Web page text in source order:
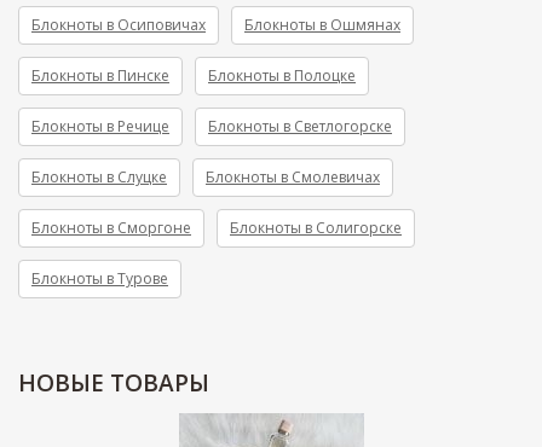
Блокноты в Осиповичах Блокноты в Ошмянах
Блокноты в Пинске Блокноты в Полоцке
Блокноты в Речице Блокноты в Светлогорске
Блокноты в Слуцке Блокноты в Смолевичах
Блокноты в Сморгоне Блокноты в Солигорске
Блокноты в Турове
НОВЫЕ ТОВАРЫ